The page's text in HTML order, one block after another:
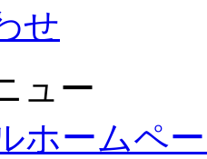
せ
ュー
ホームペ